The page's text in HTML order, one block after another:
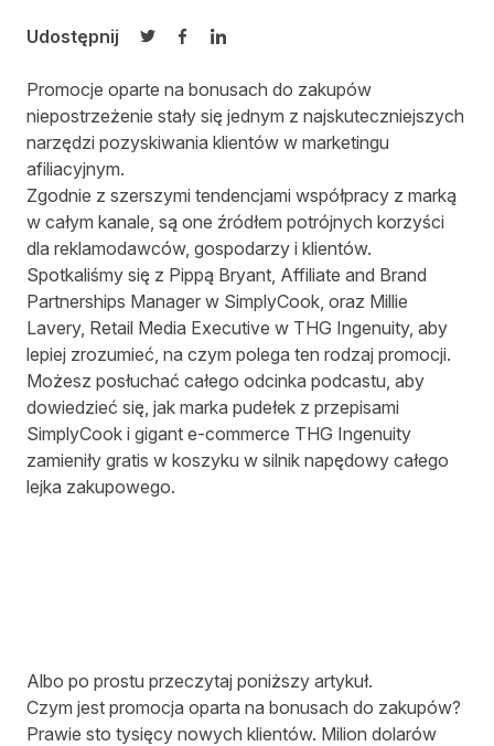
Udostępnij
Udostępnij na Twitterze
Udostępnij na Facebooku
Udostępnij na LinkedIn
Promocje oparte na bonusach do zakupów
niepostrzeżenie stały się jednym z najskuteczniejszych
narzędzi pozyskiwania klientów w marketingu
afiliacyjnym.
Zgodnie z szerszymi tendencjami współpracy z marką
w całym kanale, są one źródłem potrójnych korzyści
dla reklamodawców, gospodarzy i klientów.
Spotkaliśmy się z Pippą Bryant, Affiliate and Brand
Partnerships Manager w SimplyCook, oraz Millie
Lavery, Retail Media Executive w THG Ingenuity, aby
lepiej zrozumieć, na czym polega ten rodzaj promocji.
Możesz posłuchać całego odcinka podcastu, aby
dowiedzieć się, jak marka pudełek z przepisami
SimplyCook i gigant e-commerce THG Ingenuity
zamieniły gratis w koszyku w silnik napędowy całego
lejka zakupowego.
Albo po prostu przeczytaj poniższy artykuł.
Czym jest promocja oparta na bonusach do zakupów?
Prawie sto tysięcy nowych klientów. Milion dolarów